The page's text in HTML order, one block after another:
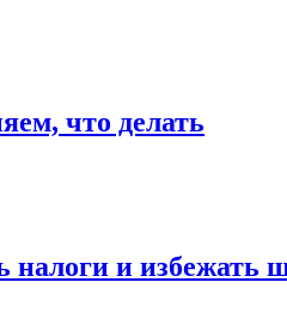
что делать
налоги и избежать